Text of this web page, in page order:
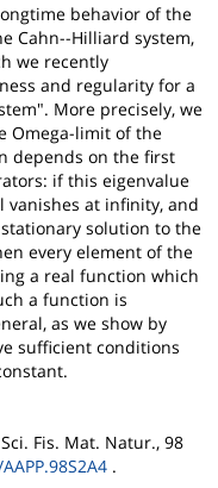
behavior of the
Cahn--Hilliard system,
we recently
and regularity for a
More precisely, we
Omega-limit of the
depends on the first
if this eigenvalue
vanishes at infinity, and
solution to the
every element of the
a real function which
a function is
as we show by
sufficient conditions
Fis. Mat. Natur., 98
.